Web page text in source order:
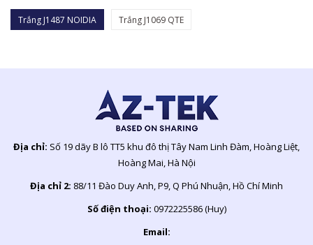
Trắng J1487 NOIDIA Trắng J1069 QTE
Địa chỉ: Số 19 dãy B lô TT5 khu đô thị Tây Nam Linh Đàm, Hoàng Liệt,
Hoàng Mai, Hà Nội
Địa chỉ 2: 88/11 Đào Duy Anh, P9, Q Phú Nhuận, Hồ Chí Minh
Số điện thoại: 0972225586 (Huy)
Email: